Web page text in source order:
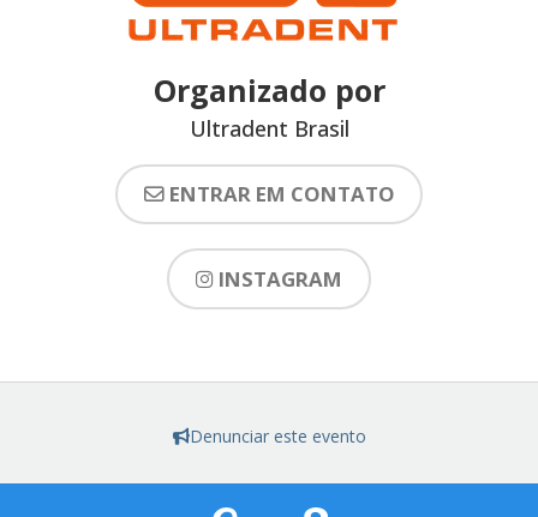
Organizado por
Ultradent Brasil
ENTRAR EM CONTATO
INSTAGRAM
Denunciar este evento